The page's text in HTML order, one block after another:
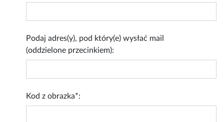
Podaj adres(y), pod który(e) wysłać mail
(oddzielone przecinkiem):
Kod z obrazka*: